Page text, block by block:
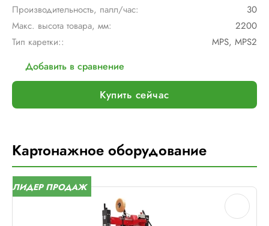
Производительность, палл/час:
30
Макс. высота товара, мм:
2200
Тип каретки::
MPS, MPS2
Добавить в сравнение
Купить сейчас
Картонажное оборудование
ЛИДЕР ПРОДАЖ